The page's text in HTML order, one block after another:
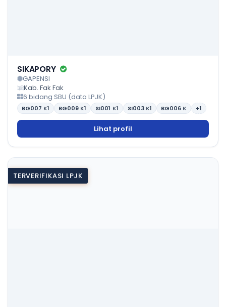
SIKAPORY
GAPENSI
Kab. Fak Fak
6 bidang SBU (data LPJK)
BG007 K1 BG009 K1 SI001 K1 SI003 K1 BG006 K +1
Lihat profil
TERVERIFIKASI LPJK